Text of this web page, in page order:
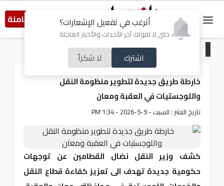
أترغب في تفعيل الإشعارات؟
حتى لا تفوتك آخر الأحداث والأخبار العاجلة
اشترك لا شكراً
النسخة الكاملة
أردنيات
خارطة طريق جديدة لتطوير منظومة النقل
واللوجستيات في العقبة ومعان
تاريخ النشر : السبت - 9-5-2026 - 1:34 PM
كشف وزير النقل نضال القطامين عن توجهات
حكومية جديدة تهدف الى تعزيز كفاءة قطاع النقل